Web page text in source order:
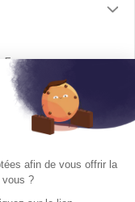
Rhône-Alpes
afin de vous offrir la
vous ?